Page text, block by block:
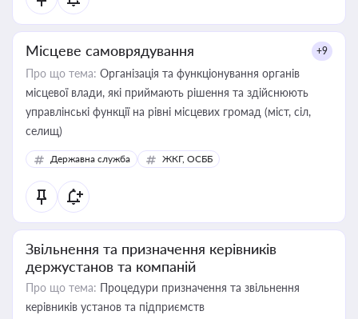
Місцеве самоврядування +9
Про що тема: Організація та функціонування органів
місцевої влади, які приймають рішення та здійснюють
управлінські функції на рівні місцевих громад (міст, сіл,
селищ)
Державна служба ЖКГ, ОСББ
Звільнення та призначення керівників
держустанов та компаній
Про що тема: Процедури призначення та звільнення
керівників установ та підприємств